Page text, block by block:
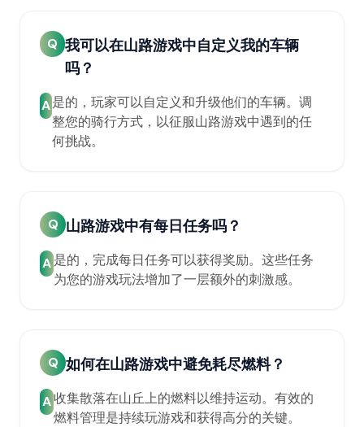
Q 我可以在山路游戏中自定义我的车辆
吗？
A是的，玩家可以自定义和升级他们的车辆。调
整您的骑行方式，以征服山路游戏中遇到的任
何挑战。
Q 山路游戏中有每日任务吗？
A是的，完成每日任务可以获得奖励。这些任务
为您的游戏玩法增加了一层额外的刺激感。
Q 如何在山路游戏中避免耗尽燃料？
A收集散落在山丘上的燃料以维持运动。有效的
燃料管理是持续玩游戏和获得高分的关键。